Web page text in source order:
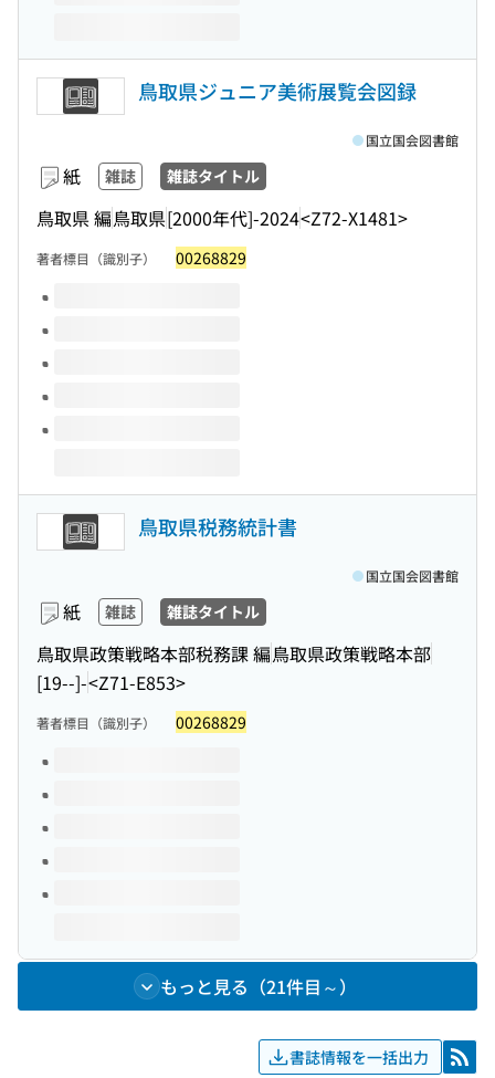
鳥取県ジュニア美術展覧会図録
紙 雑誌 雑誌タイトル
鳥取県 編鳥取県[2000年代]-2024<Z72-X1481>
国立国会図書館
著者標目（識別子） 00268829
このタイトルの巻号
鳥取県税務統計書
紙 雑誌 雑誌タイトル
鳥取県政策戦略本部税務課 編鳥取県政策戦略本部
[19--]-<Z71-E853>
国立国会図書館
著者標目（識別子） 00268829
このタイトルの巻号
もっと見る（21件目～）
書誌情報を一括出力 RSS